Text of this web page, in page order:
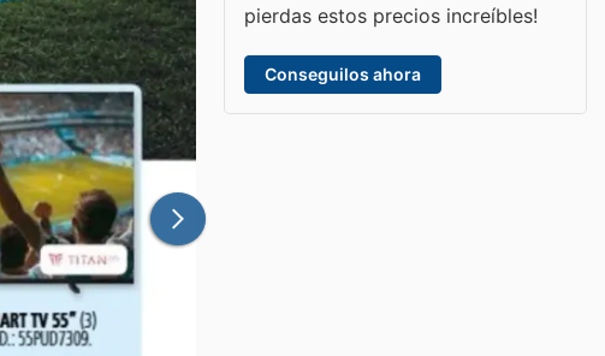
pierdas estos precios increíbles!
Conseguilos ahora